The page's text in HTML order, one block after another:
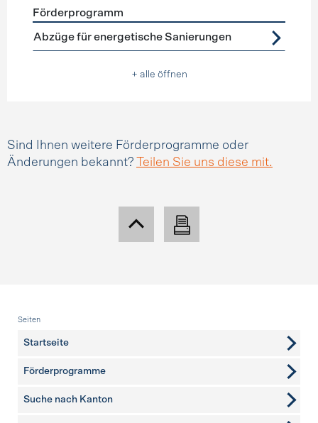
Förderprogramme Steuerabzüge
Förderprogramm
Abzüge für energetische Sanierungen
+ alle öffnen
Sind Ihnen weitere Förderprogramme oder
Änderungen bekannt?
Teilen Sie uns diese mit.
Fusszeile
Seiten
Startseite
Förderprogramme
Suche nach Kanton